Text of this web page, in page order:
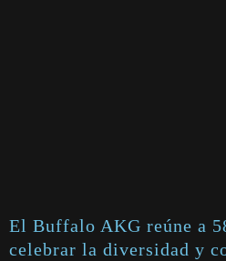
El Buffalo AKG reúne a
celebrar la diversidad y